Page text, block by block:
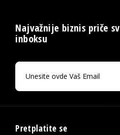
Najvažnije biznis priče
inboksu
Pretplatite se